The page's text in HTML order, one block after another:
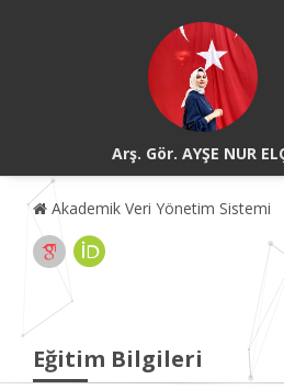
Arş. Gör. AYŞE NUR
Akademik Veri Yönetim Sistemi
Eğitim Bilgileri